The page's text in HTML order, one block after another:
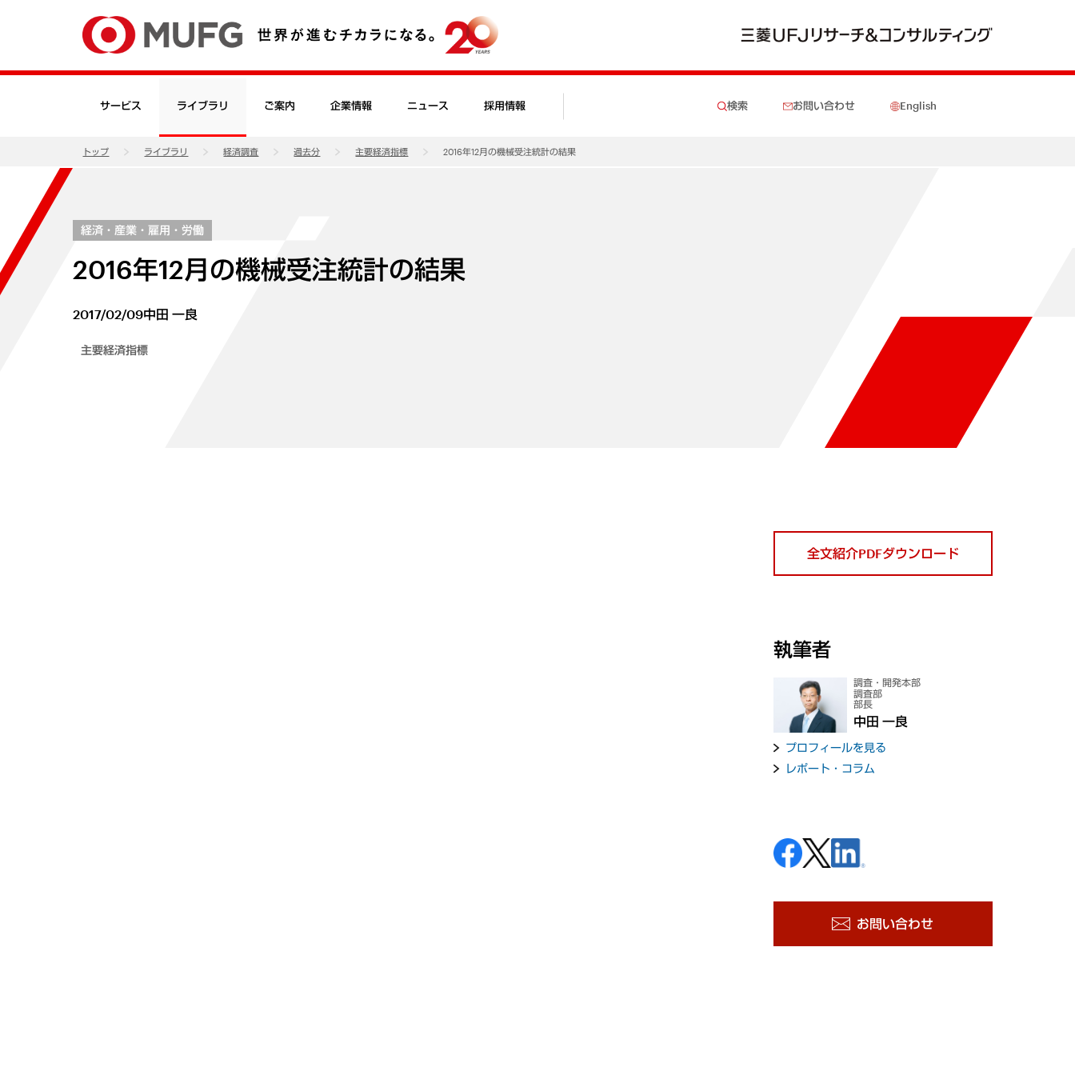
サービス ライブラリ ご案内 企業情報 ニュース 採用情報 検索 お問い合わせ English
トップ ライブラリ 経済調査 過去分 主要経済指標 2016年12月の機械受注統計の結果
経済・産業・雇用・労働
2016年12月の機械受注統計の結果
2017/02/09中田 一良
主要経済指標
全文紹介PDFダウンロード
執筆者
調査・開発本部
調査部
部長
中田 一良
プロフィールを見る
レポート・コラム
お問い合わせ